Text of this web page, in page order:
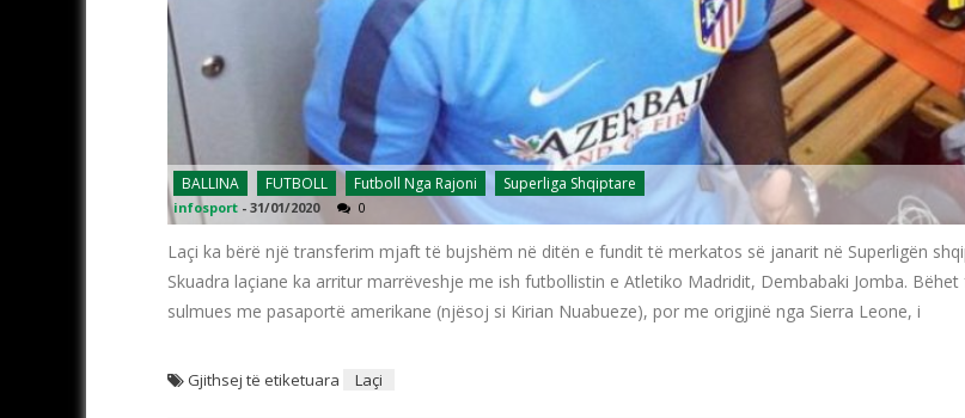
BALLINA FUTBOLL Futboll Nga Rajoni Superliga Shqiptare
infosport - 31/01/2020 0
Laçi ka bërë një transferim mjaft të bujshëm në ditën e fundit të merkatos së janarit në Superligën
Skuadra laçiane ka arritur marrëveshje me ish futbollistin e Atletiko Madridit, Dembabaki Jomba.
sulmues me pasaportë amerikane (njësoj si Kirian Nuabueze), por me origjinë nga Sierra Leone, i
Gjithsej të etiketuara Laçi